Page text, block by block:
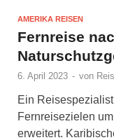
AMERIKA REISEN
Fernreise
6. April 2023 - von
Ein
Fernreisezielen
erweitert.